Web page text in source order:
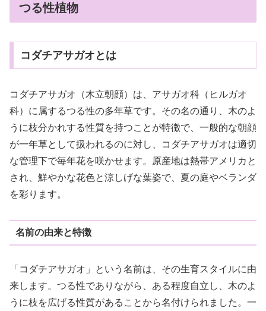
つる性植物
コダチアサガオとは
コダチアサガオ（木立朝顔）は、アサガオ科（ヒルガオ
科）に属するつる性の多年草です。その名の通り、木のよ
うに枝分かれする性質を持つことが特徴で、一般的な朝顔
が一年草として扱われるのに対し、コダチアサガオは適切
な管理下で毎年花を咲かせます。原産地は熱帯アメリカと
され、鮮やかな花色と涼しげな葉姿で、夏の庭やベランダ
を彩ります。
名前の由来と特徴
「コダチアサガオ」という名前は、その生育スタイルに由
来します。つる性でありながら、ある程度自立し、木のよ
うに枝を広げる性質があることから名付けられました。一